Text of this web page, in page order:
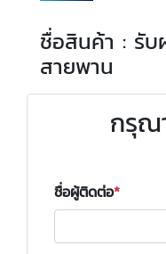
ชื่อสินค้า : รับ
สายพาน
กรุณ
ชื่อผู้ติดต่อ